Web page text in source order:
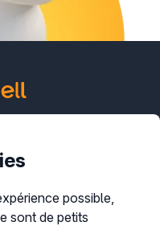
possible,
sont de petits